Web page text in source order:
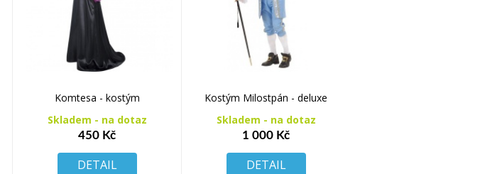
Komtesa - kostým
Skladem - na dotaz
450 Kč
DETAIL
Kostým Milostpán - deluxe
Skladem - na dotaz
1 000 Kč
DETAIL